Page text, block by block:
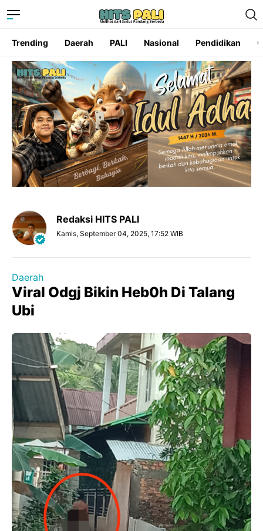
Trending Daerah PALI Nasional Pendidikan
Redaksi HITS PALI
Kamis, September 04, 2025, 17:52 WIB
Daerah
Viral Odgj Bikin Heb0h Di Talang
Ubi